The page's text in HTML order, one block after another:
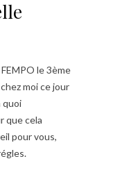
le 3ème
moi ce jour
quoi
que cela
pour vous,